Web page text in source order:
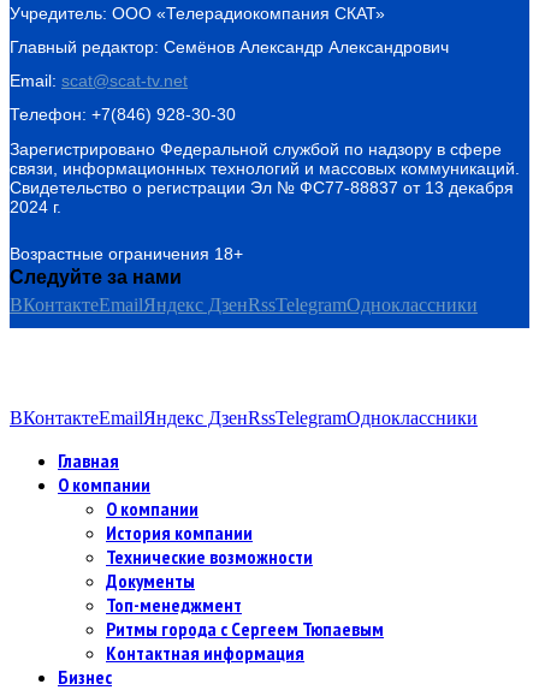
Учредитель: ООО «Телерадиокомпания СКАТ»
Главный редактор: Семёнов Александр Александрович
Email: scat@scat-tv.net
Телефон: +7(846) 928-30-30
Зарегистрировано Федеральной службой по надзору в сфере
связи, информационных технологий и массовых коммуникаций.
Свидетельство о регистрации Эл № ФС77-88837 от 13 декабря
2024 г.
Возрастные ограничения 18+
Следуйте за нами
ВКонтактеEmailЯндекс ДзенRssTelegramОдноклассники
ВКонтактеEmailЯндекс ДзенRssTelegramОдноклассники
Главная
О компании
О компании
История компании
Технические возможности
Документы
Топ-менеджмент
Ритмы города с Сергеем Тюпаевым
Контактная информация
Бизнес